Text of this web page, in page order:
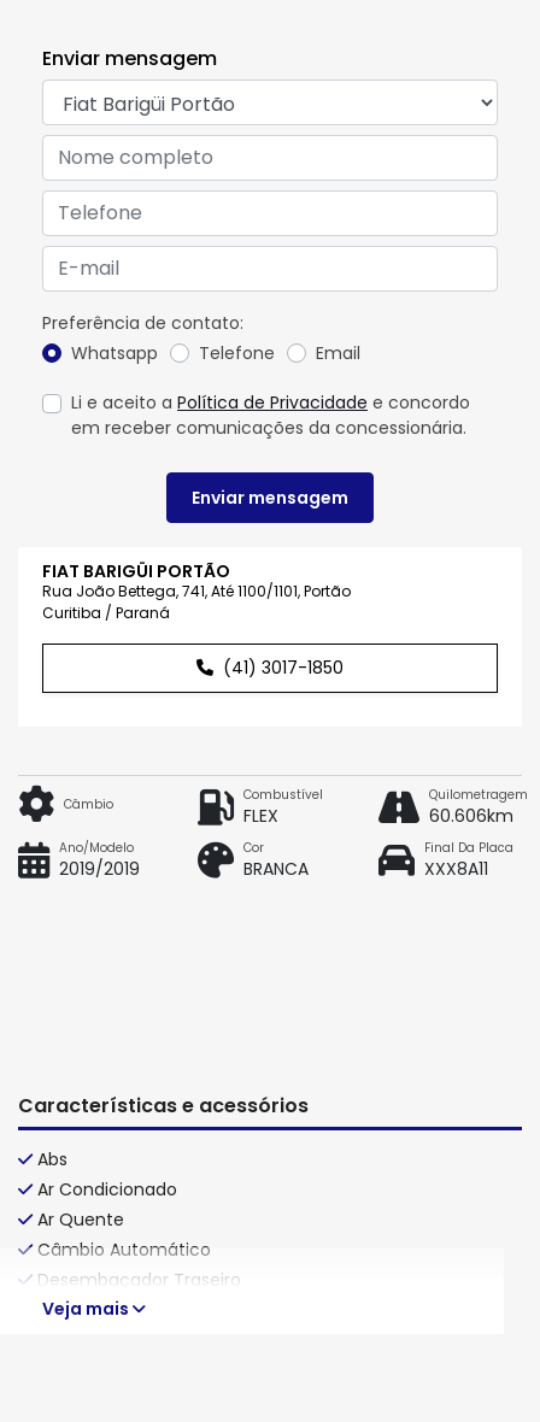
FIAT BARIGÜI PORTÃO
Rua João Bettega, 741, Até 1100/1101, Portão
Curitiba / Paraná
(41) 3017-1850
Enviar mensagem
Preferência de contato:
Whatsapp
Telefone Email
Li e aceito a Política de Privacidade e concordo
em receber comunicações da concessionária.
Enviar mensagem
Câmbio Combustível
FLEX
Quilometragem
60.606km
Ano/Modelo
2019/2019
Cor
BRANCA
Final Da Placa
XXX8A11
Características e acessórios
Abs
Ar Condicionado
Ar Quente
Câmbio Automático
Desembaçador Traseiro
Veja mais